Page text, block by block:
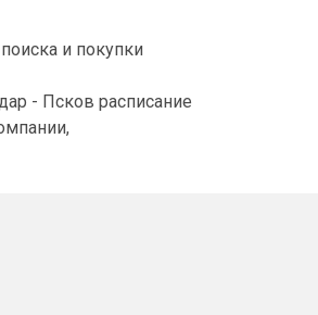
и покупки
- Псков расписание